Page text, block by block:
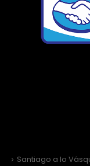
Santiago a lo